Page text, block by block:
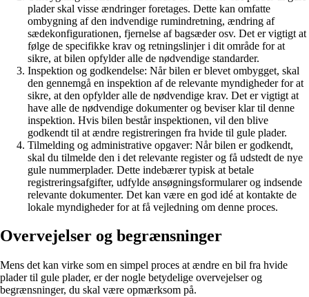
plader skal visse ændringer foretages. Dette kan omfatte
ombygning af den indvendige rumindretning, ændring af
sædekonfigurationen, fjernelse af bagsæder osv. Det er vigtigt at
følge de specifikke krav og retningslinjer i dit område for at
sikre, at bilen opfylder alle de nødvendige standarder.
Inspektion og godkendelse: Når bilen er blevet ombygget, skal
den gennemgå en inspektion af de relevante myndigheder for at
sikre, at den opfylder alle de nødvendige krav. Det er vigtigt at
have alle de nødvendige dokumenter og beviser klar til denne
inspektion. Hvis bilen består inspektionen, vil den blive
godkendt til at ændre registreringen fra hvide til gule plader.
Tilmelding og administrative opgaver: Når bilen er godkendt,
skal du tilmelde den i det relevante register og få udstedt de nye
gule nummerplader. Dette indebærer typisk at betale
registreringsafgifter, udfylde ansøgningsformularer og indsende
relevante dokumenter. Det kan være en god idé at kontakte de
lokale myndigheder for at få vejledning om denne proces.
Overvejelser og begrænsninger
Mens det kan virke som en simpel proces at ændre en bil fra hvide
plader til gule plader, er der nogle betydelige overvejelser og
begrænsninger, du skal være opmærksom på.